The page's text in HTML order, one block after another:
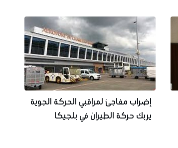
إضراب مفاجئ لمراقبي الحركة الجوية
يربك حركة الطيران في بلجيكا